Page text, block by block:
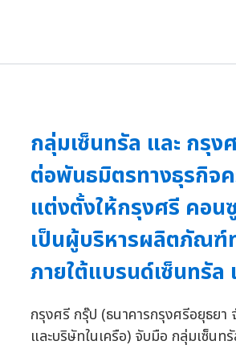
กลุ่มเซ็นทรัล และ กรุง
ต่อพันธมิตรทางธุรกิจ
แต่งตั้งให้กรุงศรี คอน
เป็นผู้บริหารผลิตภัณฑ์
ภายใต้แบรนด์เซ็นทรัล
กรุงศรี กรุ๊ป (ธนาคารกรุงศรีอยุธยา
และบริษัทในเครือ) จับมือ กลุ่มเซ็นท